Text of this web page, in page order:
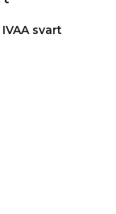
svart